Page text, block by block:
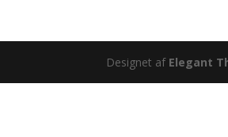
Designet af Elegant